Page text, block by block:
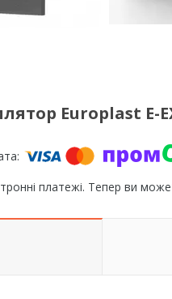
Europlast E-
платежі. Тепер ви